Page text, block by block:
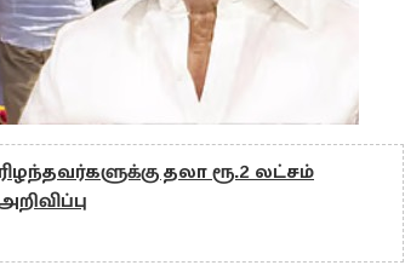
தலா ரூ.2 லட்சம்